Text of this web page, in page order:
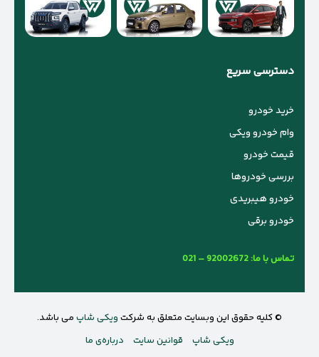
دسترسی سریع
خرید خودرو
وام خودرو ویکی
قیمت خودرو
بررسی خودروها
خودرو هیبریدی
خودرو برقی
تماس با ما: 021 – 92002672
© کلیه حقوق این وبسایت متعلق به شرکت ویکی شاپ می باشد.
ویکی شاپ
قوانین سایت درباره‌ی ما